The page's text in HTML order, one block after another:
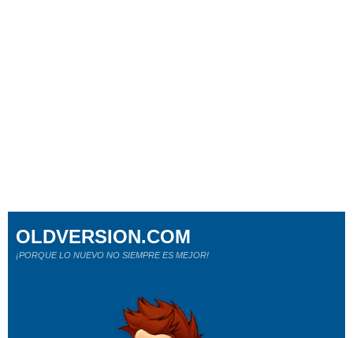
OLDVERSION.COM
¡PORQUE LO NUEVO NO SIEMPRE ES MEJOR!